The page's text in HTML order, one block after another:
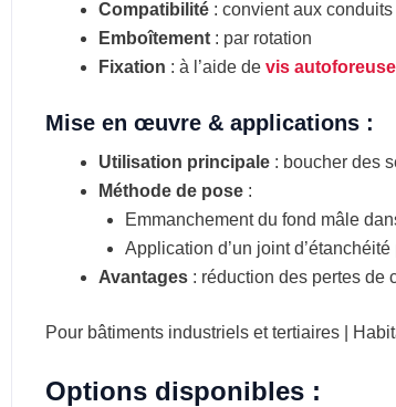
Compatibilité : convient aux
Emboîtement : par rotation
Fixation : à l’aide de vis
Mise en œuvre & applications :
Utilisation principale : boucher des
Méthode de pose :
Emmanchement du fond mâle
Application d’un joint d’étanchéité
Avantages : réduction des pertes de
Pour bâtiments industriels et tertiaires |
Options disponibles :